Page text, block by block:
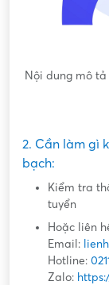
Nội dung mô tả
2. Cần làm gì
bạch:
Kiểm tra
tuyển
Hoặc liên
Email:
Hotline:
Zalo: